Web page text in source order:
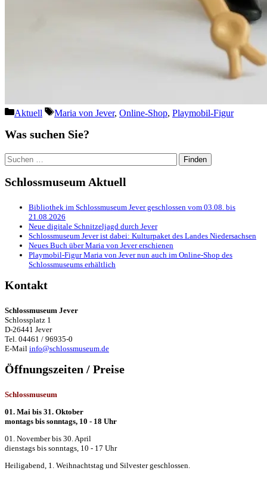
Kategorien
Aktuell Schlagwörter
Maria von Jever, Online-Shop, Playmobil-Figur
Was suchen Sie?
Suchen
nach:
Schlossmuseum Aktuell
Bibliothek im Schlossmuseum Jever geschlossen vom 03.08. bis
21.08.2026
Neue digitale Schnitzeljagd durch Jever
Schlossmuseum Jever ist dabei: Kulturpaket des Landes Niedersachsen
Neues Buch über Maria von Jever erschienen
Playmobil-Figur Maria von Jever nun auch im Online-Shop des
Schlossmuseums erhältlich
Kontakt
Schlossmuseum Jever
Schlossplatz 1
D-26441 Jever
Tel. 04461 / 96935-0
E-Mail info@schlossmuseum.de
Öffnungszeiten / Preise
Schlossmuseum
01. Mai bis 31. Oktober
montags bis sonntags, 10 - 18 Uhr
01. November bis 30. April
dienstags bis sonntags, 10 - 17 Uhr
Heiligabend, 1. Weihnachtstag und Silvester geschlossen.